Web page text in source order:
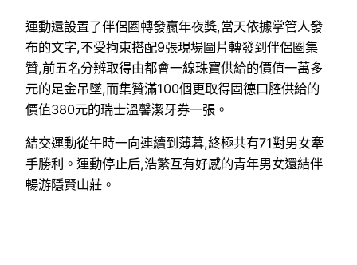
運動還設置了伴侶圈轉發贏年夜獎,當天依據掌管人發
布的文字,不受拘束搭配9張現場圖片轉發到伴侶圈集
贊,前五名分辨取得由都會一線珠寶供給的價值一萬多
元的足金吊墜,而集贊滿100個更取得固德口腔供給的
價值380元的瑞士溫馨潔牙券一張。
結交運動從午時一向連續到薄暮,終極共有71對男女牽
手勝利。運動停止后,浩繁互有好感的青年男女還結伴
暢游隱賢山莊。